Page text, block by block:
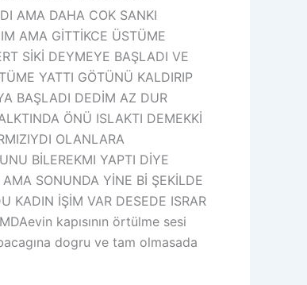
AMA DAHA COK SANKI
AMA GİTTİKCE ÜSTÜME
SİKİ DEYMEYE BAŞLADI VE
YATTI GÖTÜNÜ KALDIRIP
BAŞLADI DEDİM AZ DUR
ÖNÜ ISLAKTI DEMEKKİ
OLANLARA
BİLEREKMI YAPTI DİYE
SONUNDA YİNE Bİ ŞEKİLDE
KADIN İŞİM VAR DESEDE ISRAR
kapısının örtülme sesi
dogru ve tam olmasada